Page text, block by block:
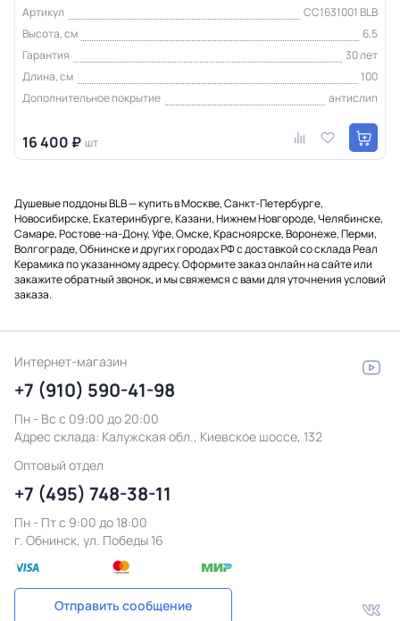
Артикул
CС1631001 BLB
Высота, см
6,5
Гарантия
30 лет
Длина, см
100
Дополнительное покрытие
антислип
16 400 ₽ шт
Душевые поддоны BLB — купить в Москве, Санкт-Петербурге,
Новосибирске, Екатеринбурге, Казани, Нижнем Новгороде, Челябинске,
Самаре, Ростове-на-Дону, Уфе, Омске, Красноярске, Воронеже, Перми,
Волгограде, Обнинске и других городах РФ с доставкой со склада Реал
Керамика по указанному адресу. Оформите заказ онлайн на сайте или
закажите обратный звонок, и мы свяжемся с вами для уточнения условий
заказа.
Интернет-магазин
+7 (910) 590-41-98
Пн - Вс с 09:00 до 20:00
Адрес склада: Калужская обл., Киевское шоссе, 132
Оптовый отдел
+7 (495) 748-38-11
Пн - Пт c 9:00 до 18:00
г. Обнинск, ул. Победы 16
Отправить сообщение